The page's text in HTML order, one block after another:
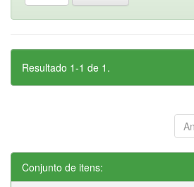
Resultado 1-1 de 1.
Conjunto de itens: